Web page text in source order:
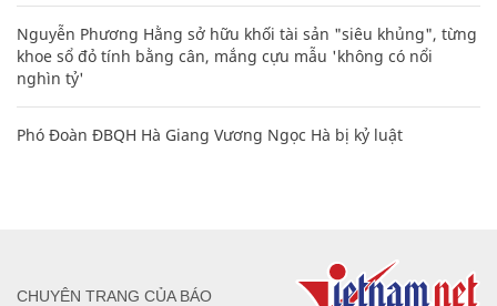
Nguyễn Phương Hằng sở hữu khối tài sản "siêu khủng", từng
khoe sổ đỏ tính bằng cân, mắng cựu mẫu 'không có nổi
nghìn tỷ'
Phó Đoàn ĐBQH Hà Giang Vương Ngọc Hà bị kỷ luật
CHUYÊN TRANG CỦA BÁO